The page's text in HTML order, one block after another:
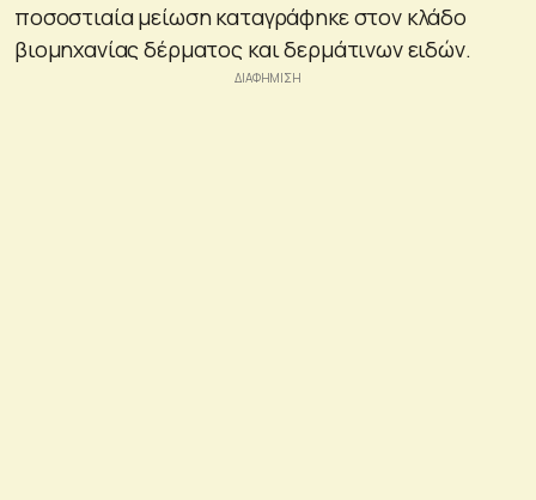
ποσοστιαία μείωση καταγράφηκε στον κλάδο
βιομηχανίας δέρματος και δερμάτινων ειδών.